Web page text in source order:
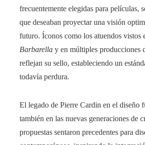
frecuentemente elegidas para películas,
que deseaban proyectar una visión
futuro. Íconos como los atuendos vistos
Barbarella y en múltiples producciones
reflejan su sello, estableciendo un
todavía perdura.
El legado de Pierre Cardin en el diseño
también en las nuevas generaciones de
propuestas sentaron precedentes para